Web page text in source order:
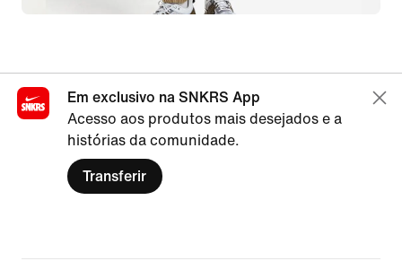
Em exclusivo na SNKRS App
Acesso aos produtos mais desejados e a
histórias da comunidade.
Transferir